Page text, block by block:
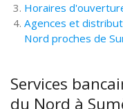
Horaires
Agences et
Nord proches de
Services
du Nord à